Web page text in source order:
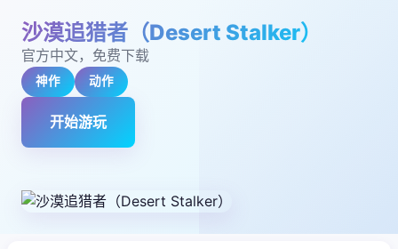
沙漠追猎者（Desert Stalker）
官方中文，免费下载
神作 动作
开始游玩